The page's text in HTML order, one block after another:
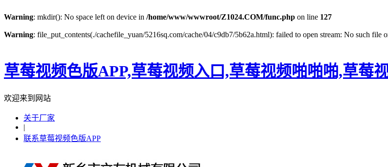
Warning: mkdir(): No space left on device in /home/www/wwwroot/Z1024.COM/func.php on line 127
Warning: file_put_contents(./cachefile_yuan/5216sq.com/cache/04/c9db7/5b62a.html): failed to open stream: No such file
草莓视频色版APP,草莓视频入口,草莓视频啪啪啪,草莓
欢迎来到网站
关于厂家
|
联系草莓视频色版APP